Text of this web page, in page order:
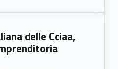
delle Cciaa,